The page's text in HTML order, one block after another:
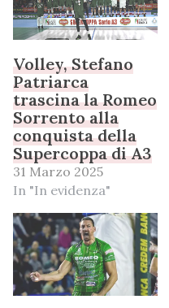
Volley, Stefano
Patriarca
trascina la Romeo
Sorrento alla
conquista della
Supercoppa di A3
31 Marzo 2025
In "In evidenza"